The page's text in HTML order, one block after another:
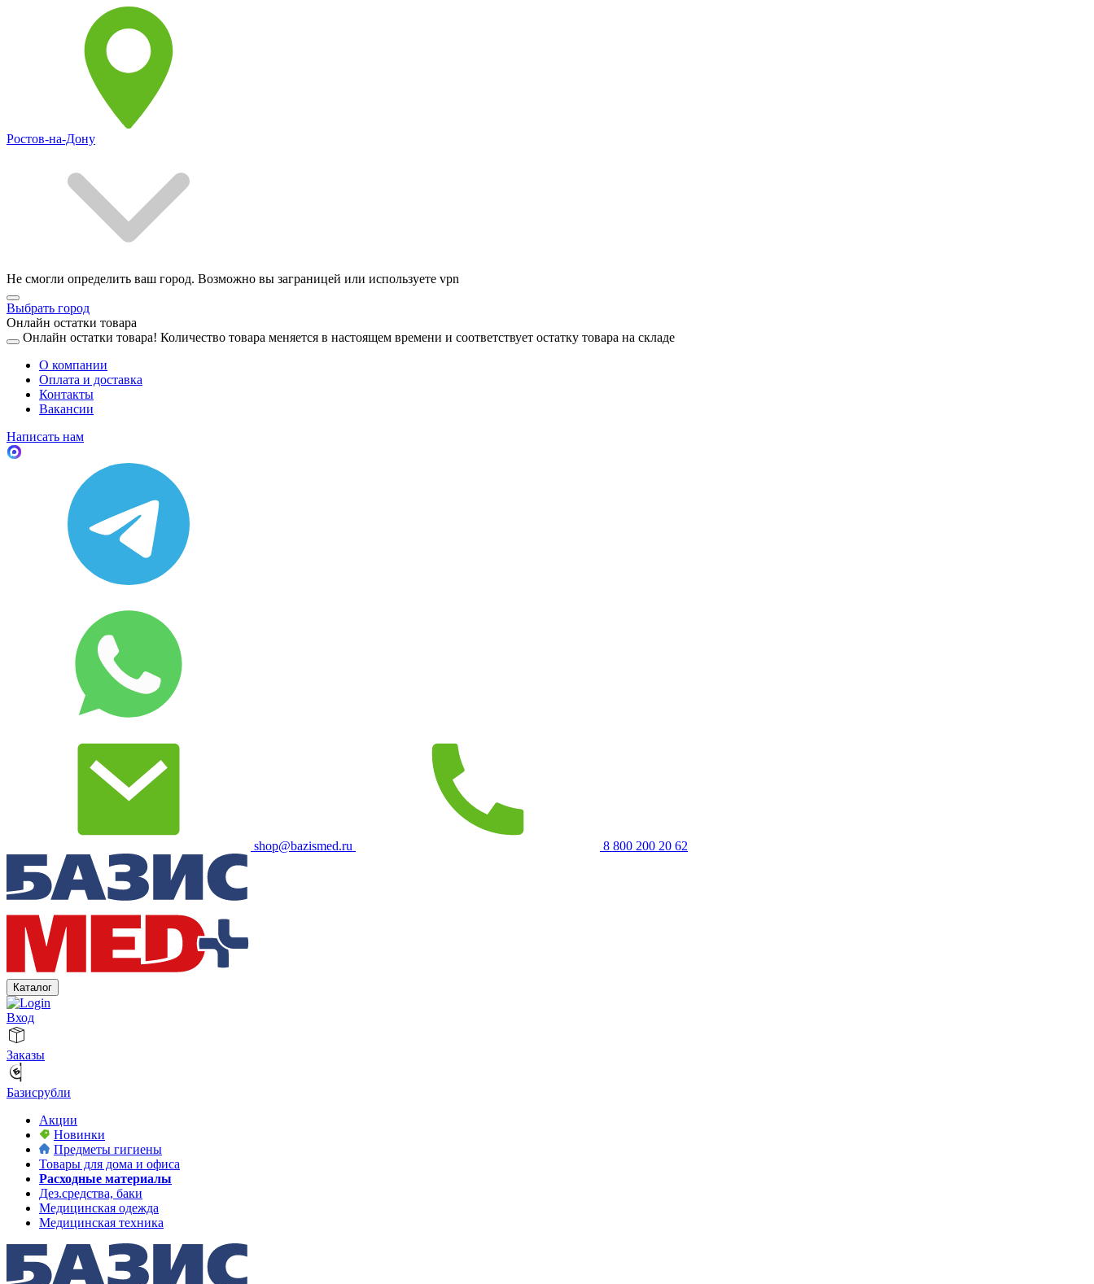
Ростов-на-Дону
Не смогли определить ваш город. Возможно вы заграницей или используете vpn
Выбрать город
Онлайн остатки товара
Онлайн остатки товара! Количество товара меняется в настоящем времени и соответствует остатку товара на складе
О компании
Оплата и доставка
Контакты
Вакансии
Написать нам
shop@bazismed.ru 8 800 200 20 62
Каталог
Вход
Заказы
Базисрубли
Акции
Новинки
Предметы гигиены
Товары для дома и офиса
Расходные материалы
Дез.средства, баки
Медицинская одежда
Медицинская техника